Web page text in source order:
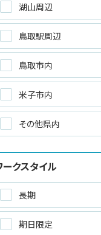
湖山周辺
鳥取駅周辺
鳥取市内
米子市内
その他県内
ークスタイル
長期
期日限定